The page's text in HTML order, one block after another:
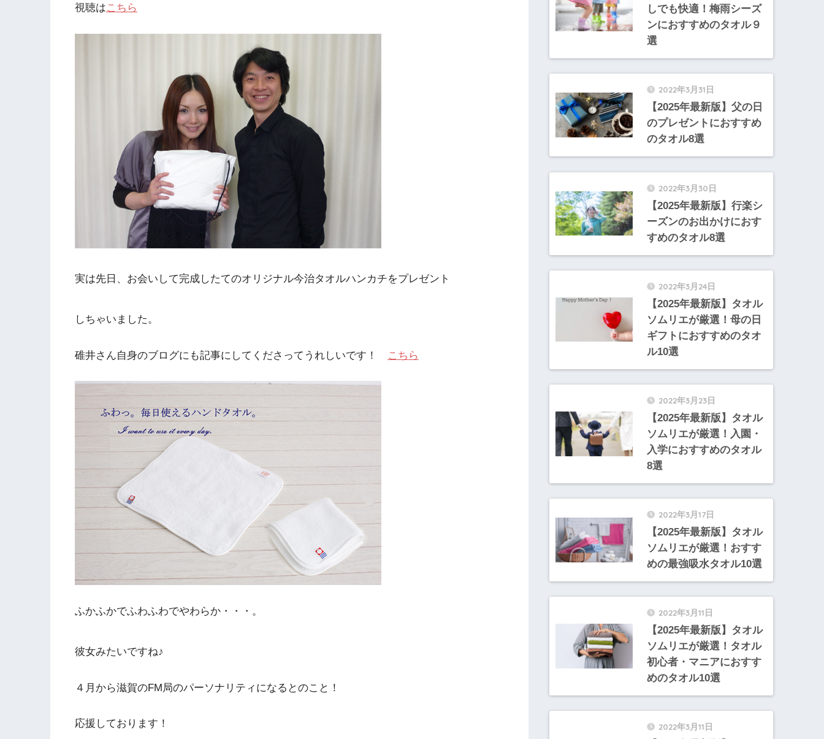
視聴はこちら
実は先日、お会いして完成したてのオリジナル今治タオルハンカチをプレゼント
しちゃいました。
碓井さん自身のブログにも記事にしてくださってうれしいです！ こちら
ふかふかでふわふわでやわらか・・・。
彼女みたいですね♪
４月から滋賀のFM局のパーソナリティになるとのこと！
応援しております！
しでも快適！梅雨シーズ
ンにおすすめのタオル９
選
2022年3月31日
【2025年最新版】父の日
のプレゼントにおすすめ
のタオル8選
2022年3月30日
【2025年最新版】行楽シ
ーズンのお出かけにおす
すめのタオル8選
2022年3月24日
【2025年最新版】タオル
ソムリエが厳選！母の日
ギフトにおすすめのタオ
ル10選
2022年3月23日
【2025年最新版】タオル
ソムリエが厳選！入園・
入学におすすめのタオル
8選
2022年3月17日
【2025年最新版】タオル
ソムリエが厳選！おすす
めの最強吸水タオル10選
2022年3月11日
【2025年最新版】タオル
ソムリエが厳選！タオル
初心者・マニアにおすす
めのタオル10選
2022年3月11日